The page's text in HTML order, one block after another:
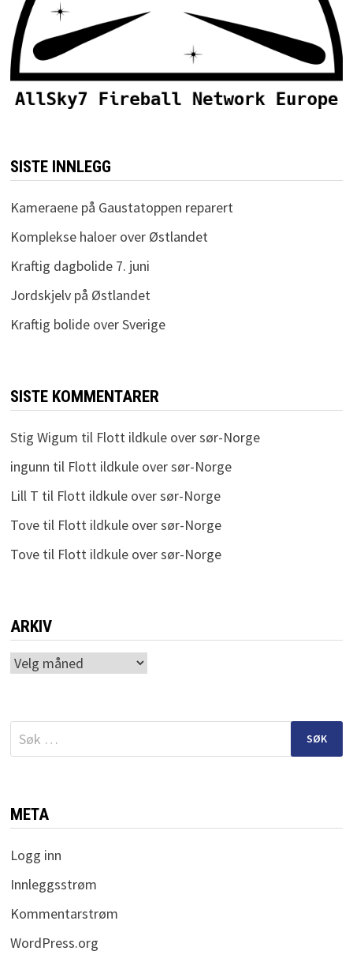
SISTE INNLEGG
Kameraene på Gaustatoppen reparert
Komplekse haloer over Østlandet
Kraftig dagbolide 7. juni
Jordskjelv på Østlandet
Kraftig bolide over Sverige
SISTE KOMMENTARER
Stig Wigum til Flott ildkule over sør-Norge
ingunn til Flott ildkule over sør-Norge
Lill T til Flott ildkule over sør-Norge
Tovetil Flott ildkule over sør-Norge
Tovetil Flott ildkule over sør-Norge
ARKIV
Arkiv
Søk
etter:
META
Logg inn
Innleggsstrøm
Kommentarstrøm
WordPress.org